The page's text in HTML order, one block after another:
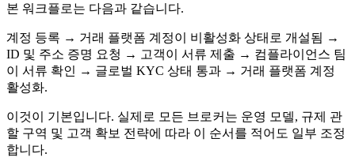
본 워크플로는 다음과 같습니다.
계정 등록 → 거래 플랫폼 계정이 비활성화 상태로 개설됨 →
ID 및 주소 증명 요청 → 고객이 서류 제출 → 컴플라이언스 팀
이 서류 확인 → 글로벌 KYC 상태 통과 → 거래 플랫폼 계정
활성화.
이것이 기본입니다. 실제로 모든 브로커는 운영 모델, 규제 관
할 구역 및 고객 확보 전략에 따라 이 순서를 적어도 일부 조정
합니다.